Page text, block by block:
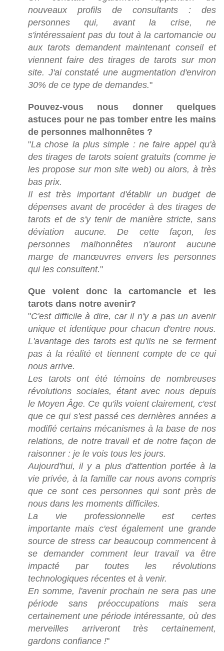
nouveaux profils de consultants : des
personnes qui, avant la crise, ne
s'intéressaient pas du tout à la cartomancie ou
aux tarots demandent maintenant conseil et
viennent faire des tirages de tarots sur mon
site. J'ai constaté une augmentation d'environ
30% de ce type de demandes."
Pouvez-vous nous donner quelques
astuces pour ne pas tomber entre les mains
de personnes malhonnêtes ?
"La chose la plus simple : ne faire appel qu'à
des tirages de tarots soient gratuits (comme je
les propose sur mon site web) ou alors, à très
bas prix.
Il est très important d'établir un budget de
dépenses avant de procéder à des tirages de
tarots et de s'y tenir de manière stricte, sans
déviation aucune. De cette façon, les
personnes malhonnêtes n'auront aucune
marge de manœuvres envers les personnes
qui les consultent."
Que voient donc la cartomancie et les
tarots dans notre avenir?
"C'est difficile à dire, car il n'y a pas un avenir
unique et identique pour chacun d'entre nous.
L'avantage des tarots est qu'ils ne se ferment
pas à la réalité et tiennent compte de ce qui
nous arrive.
Les tarots ont été témoins de nombreuses
révolutions sociales, étant avec nous depuis
le Moyen Âge. Ce qu'ils voient clairement, c'est
que ce qui s'est passé ces dernières années a
modifié certains mécanismes à la base de nos
relations, de notre travail et de notre façon de
raisonner : je le vois tous les jours.
Aujourd'hui, il y a plus d'attention portée à la
vie privée, à la famille car nous avons compris
que ce sont ces personnes qui sont près de
nous dans les moments difficiles.
La vie professionnelle est certes
importante mais c'est également une grande
source de stress car beaucoup commencent à
se demander comment leur travail va être
impacté par toutes les révolutions
technologiques récentes et à venir.
En somme, l'avenir prochain ne sera pas une
période sans préoccupations mais sera
certainement une période intéressante, où des
merveilles arriveront très certainement,
gardons confiance !"